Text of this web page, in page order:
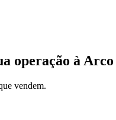
operação à Arco
vendem.